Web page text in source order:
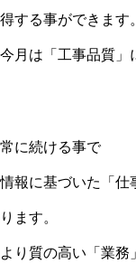
する事ができます。
月は「工事品質」
。
に続ける事で
報に基づいた「仕
ります。
り質の高い「業務